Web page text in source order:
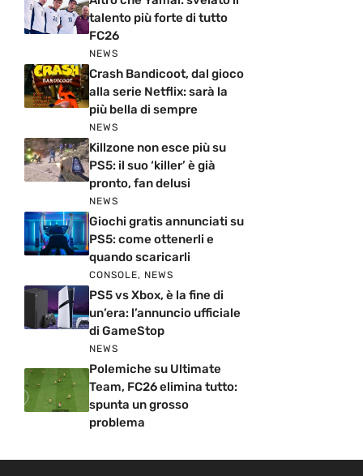
talento più forte di tutto
FC26
NEWS
Crash Bandicoot, dal gioco
alla serie Netflix: sarà la
più bella di sempre
NEWS
Killzone non esce più su
PS5: il suo ‘killer’ è già
pronto, fan delusi
NEWS
Giochi gratis annunciati su
PS5: come ottenerli e
quando scaricarli
CONSOLE, NEWS
PS5 vs Xbox, è la fine di
un’era: l’annuncio ufficiale
di GameStop
NEWS
Polemiche su Ultimate
Team, FC26 elimina tutto:
spunta un grosso
problema